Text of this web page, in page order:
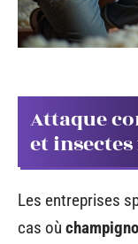
Attaque
et
Les entreprises
cas où